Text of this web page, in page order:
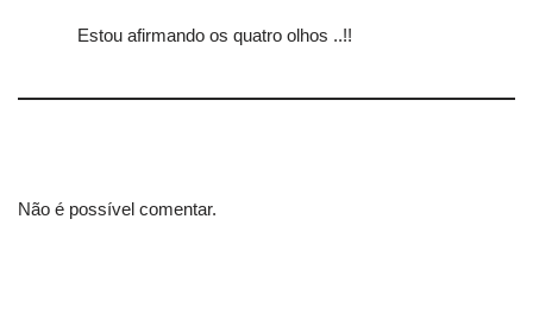
Estou afirmando os quatro olhos ..!!
Não é possível comentar.